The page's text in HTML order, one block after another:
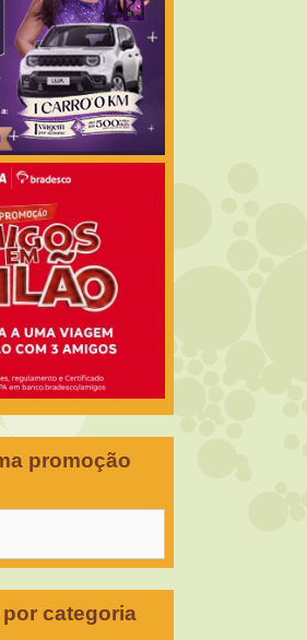
promoção
categoria